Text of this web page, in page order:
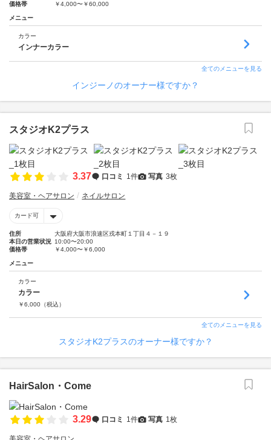
価格帯
￥4,000〜￥60,000
メニュー
カラー
インナーカラー
全てのメニューを見る
インジーノのオーナー様ですか？
スタジオK2プラス
3.37 口コミ 1件 写真 3枚
美容室・ヘアサロン ネイルサロン
カード可
住所
大阪府大阪市浪速区戎本町１丁目４－１９
本日の営業状況 10:00〜20:00
価格帯
￥4,000〜￥6,000
メニュー
カラー
カラー
￥6,000 （税込）
全てのメニューを見る
スタジオK2プラスのオーナー様ですか？
HairSalon・Come
3.29 口コミ 1件 写真 1枚